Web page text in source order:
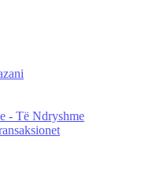
- Të Ndryshme